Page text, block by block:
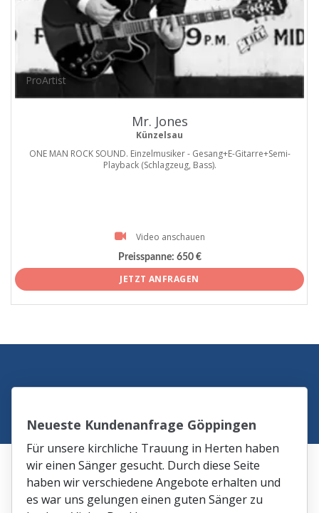
ProArtist
Mr. Jones
Künzelsau
ONE MAN ROCK SOUND. Einzelmusiker - Gesang+E-Gitarre+Semi-
Playback (Schlagzeug, Bass).
Video anschauen
Preisspanne: 650 €
JETZT ANFRAGEN
Neueste Kundenanfrage Göppingen
Für unsere kirchliche Trauung in Herten haben
wir einen Sänger gesucht. Durch diese Seite
haben wir verschiedene Angebote erhalten und
es war uns gelungen einen guten Sänger zu